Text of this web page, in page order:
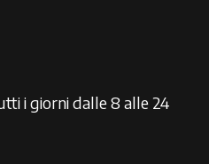
i giorni dalle 8 alle 24